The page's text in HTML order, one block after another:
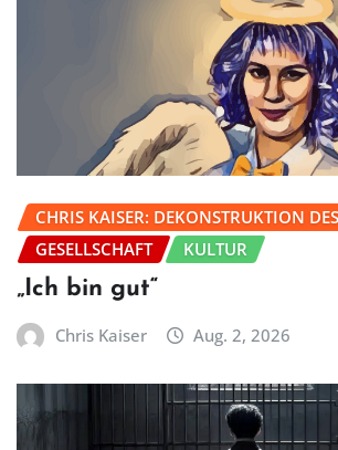
CHRIS KAISER: DEKONSTRUKTION
GESELLSCHAFT
KULTUR
„Ich bin gut“
Chris Kaiser Aug. 2, 2026